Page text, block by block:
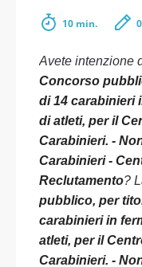
10 min.
Avete intenzione
Concorso
di 14 carabinieri
di atleti, per il
Carabinieri. -
Carabinieri -
Reclutamento?
pubblico, per
carabinieri in
atleti, per il
Carabinieri. -